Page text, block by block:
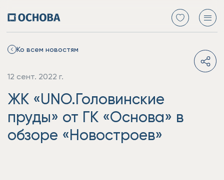
Ко всем новостям
12 сент. 2022 г.
ЖК «UNO.Головинские
пруды» от ГК «Основа» в
обзоре «Новостроев»